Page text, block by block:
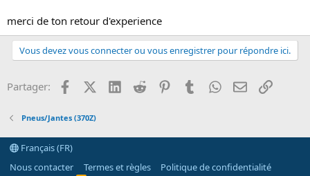
merci de ton retour d'experience
Vous devez vous connecter ou vous enregistrer pour répondre ici.
Partager: FacebookX (Twitter)
LinkedInReddit PinterestTumblrWhatsApp
EmailLien
Pneus/Jantes (370Z)
Français (FR)
Nous contacter
Termes et règles
Politique de confidentialité